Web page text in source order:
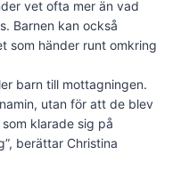
vet ofta mer än vad
Barnen kan också
som händer runt omkring
barn till mottagningen.
utan för att de blev
klarade sig på
berättar Christina